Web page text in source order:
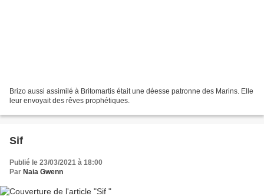
Brizo aussi assimilé à Britomartis était une déesse patronne des Marins. Elle
leur envoyait des rêves prophétiques.
Sif
Publié le 23/03/2021 à 18:00
Par Naia Gwenn